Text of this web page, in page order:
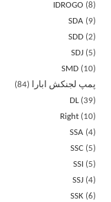
IDROGO
8
SDA
9
SDD 2
SDJ
5
SMD
10
پمپ لجنکش ابارا
84
DL 39
Right
10
SSA 4
SSC
5
SSI
5
SSJ 4
SSK 6